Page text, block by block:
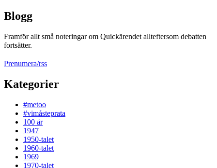
Blogg
Framför allt små noteringar om Quickärendet allteftersom debatten
fortsätter.
Prenumera/rss
Kategorier
#metoo
#vimåsteprata
100 år
1947
1950-talet
1960-talet
1969
1970-talet